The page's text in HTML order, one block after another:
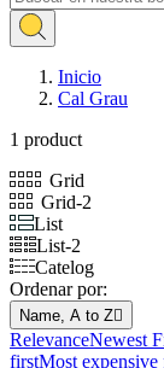
Inicio
Cal Grau
1 product
Grid
Grid-2
List
List-2
Catelog
Ordenar por:
Name, A to Z
RelevanceNewest
firstMost expensive